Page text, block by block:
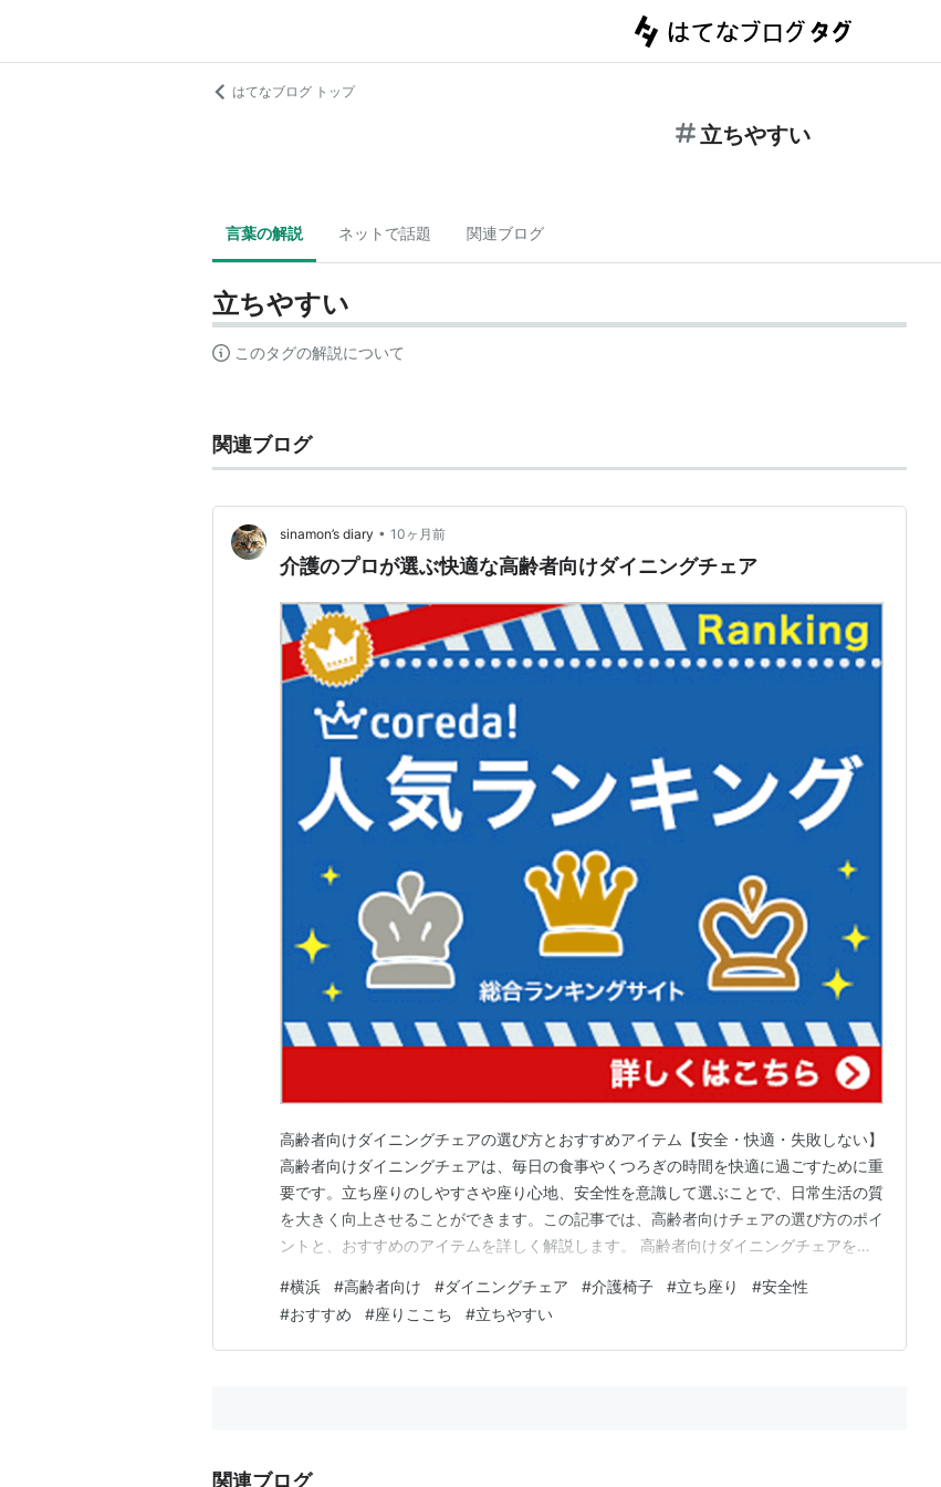
はてなブログ トップ
立ちやすい
言葉の解説 ネットで話題 関連ブログ
立ちやすい
このタグの解説について
関連ブログ
sinamon’s diary • 10ヶ月前
介護のプロが選ぶ快適な高齢者向けダイニングチェア
高齢者向けダイニングチェアの選び方とおすすめアイテム【安全・快適・失敗しない】
高齢者向けダイニングチェアは、毎日の食事やくつろぎの時間を快適に過ごすために重
要です。立ち座りのしやすさや座り心地、安全性を意識して選ぶことで、日常生活の質
を大きく向上させることができます。この記事では、高齢者向けチェアの選び方のポイ
ントと、おすすめのアイテムを詳しく解説します。 高齢者向けダイニングチェアを選
間座ると腰や膝に負担がかかることがあります。加齢による筋力や関節の衰えは、無理
な姿勢での動作を体に負担を与え、転倒リスクを高めるこ…
#横浜 #高齢者向け #ダイニングチェア #介護椅子 #立ち座り #安全性
#おすすめ #座りここち #立ちやすい
関連ブログ